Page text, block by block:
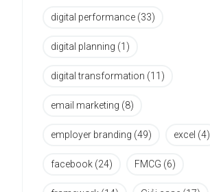
digital performance (33)
digital planning (1)
digital transformation (11)
email marketing (8)
employer branding (49) excel (4)
facebook (24) FMCG (6)